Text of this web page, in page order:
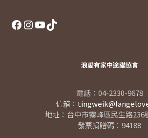
Facebook
Instagram
YouTube
TikTok
浪愛有家中途貓協會
電話：04-2330-9678
信箱：
地址：台中市霧峰區民生路236
發票捐贈碼：94188